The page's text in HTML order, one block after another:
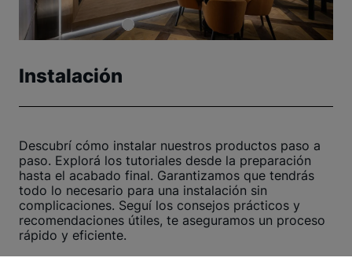
Instalación
Descubrí cómo instalar nuestros productos paso a
paso. Explorá los tutoriales desde la preparación
hasta el acabado final. Garantizamos que tendrás
todo lo necesario para una instalación sin
complicaciones. Seguí los consejos prácticos y
recomendaciones útiles, te aseguramos un proceso
rápido y eficiente.